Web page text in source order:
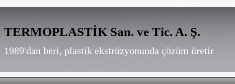
TERMOPLASTİK San. ve Tic. A. Ş.
1989'dan beri, plastik ekstrüzyonunda çözüm üretir